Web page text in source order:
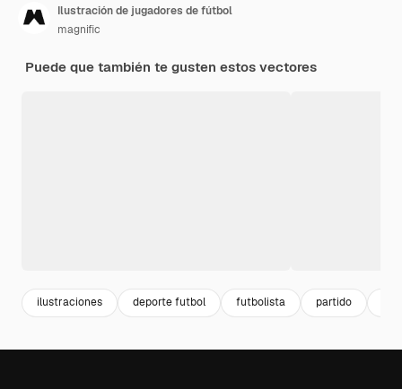
Ilustración de jugadores de fútbol
magnific
Puede que también te gusten estos vectores
ilustraciones deporte futbol futbolista partido